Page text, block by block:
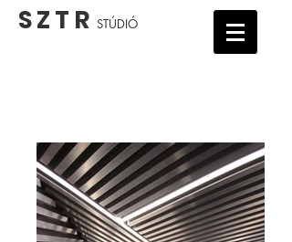
S Z T R STÚDIÓ